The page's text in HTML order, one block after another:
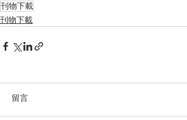
刊物下載
刊物下載
留言